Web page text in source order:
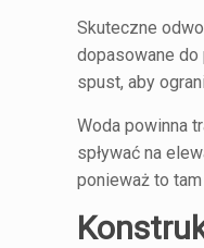
Skuteczne
dopasowane do
spust, aby
Woda powinna
spływać na
ponieważ to